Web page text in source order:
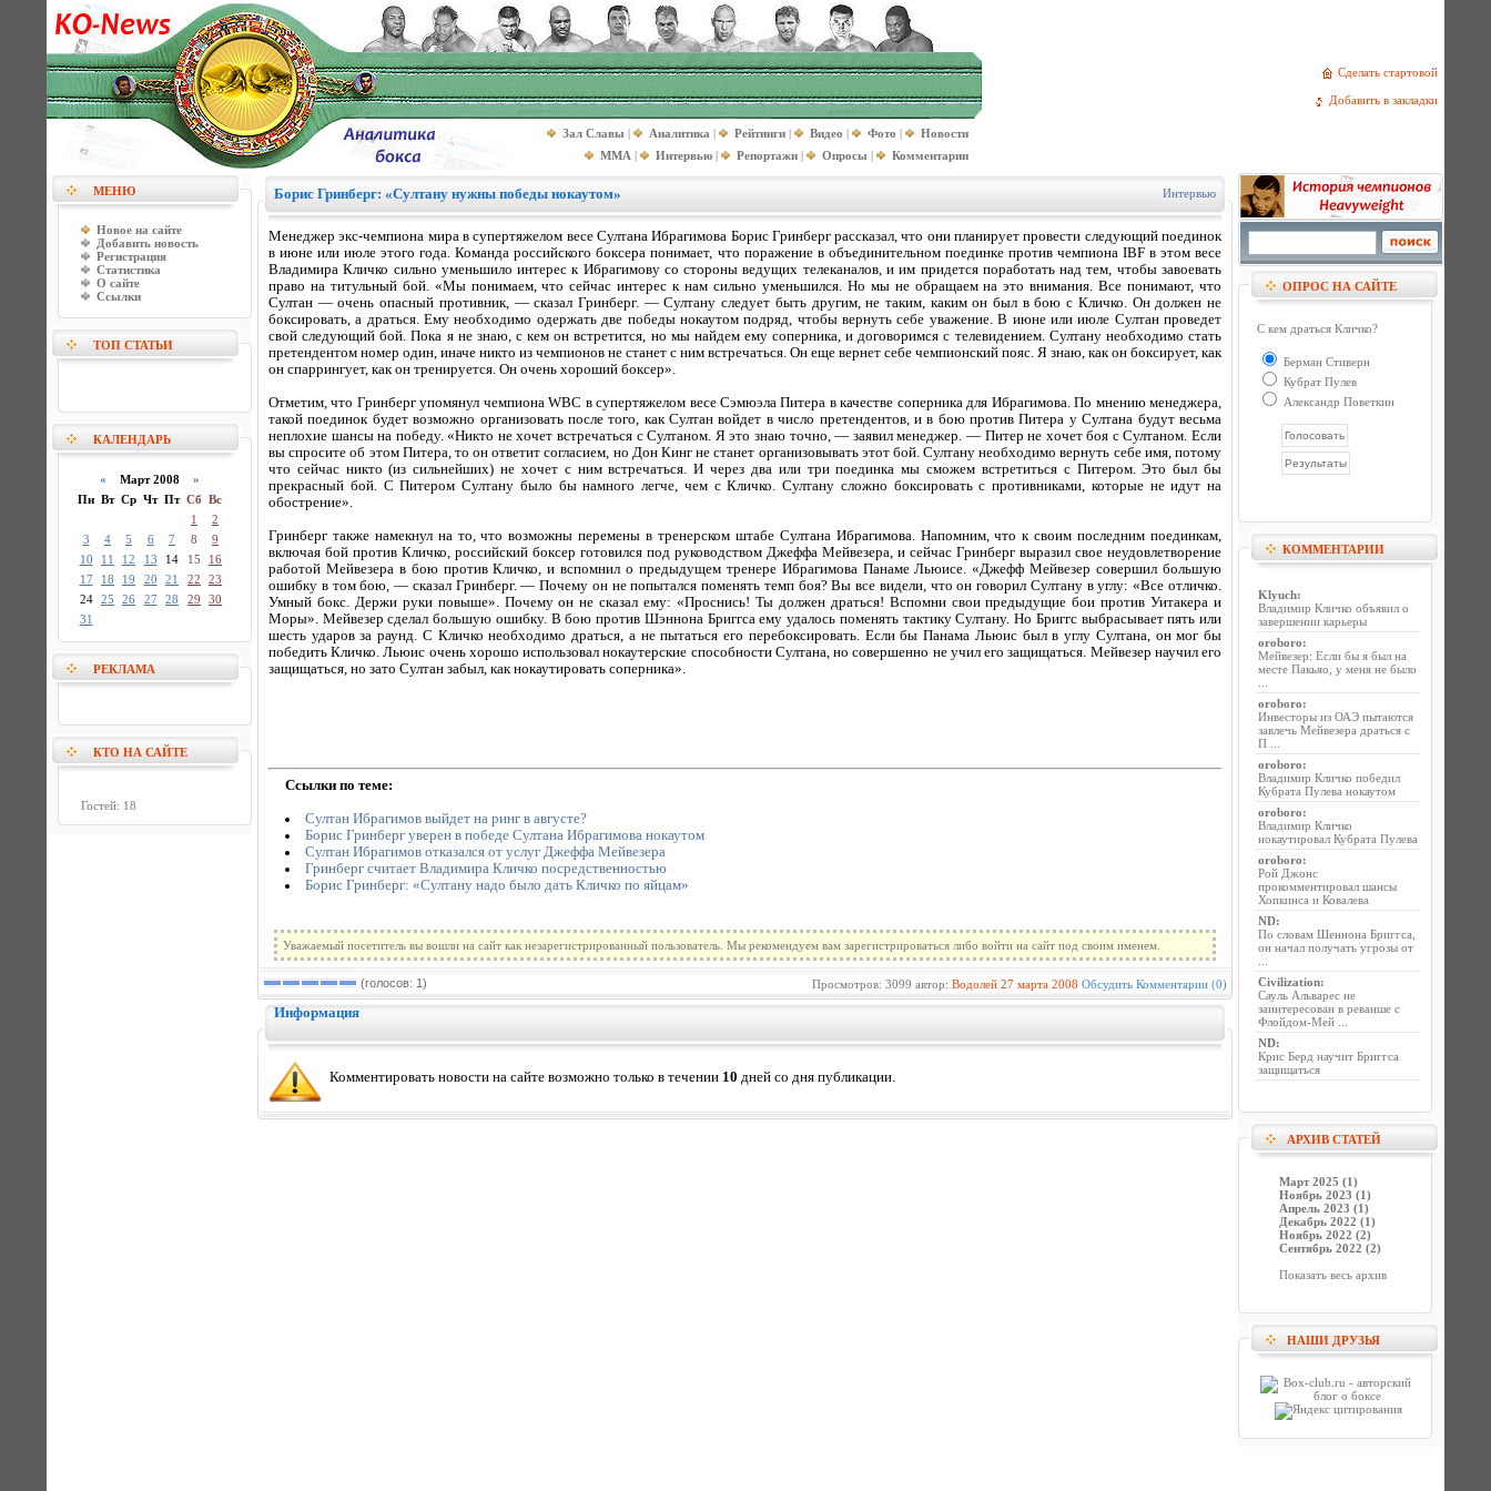
Сделать стартовой
Добавить в закладки
Зал Славы | Аналитика | Рейтинги | Видео | Фото |
Новости
MMA | Интервью | Репортажи | Опросы | Комментарии
МЕНЮ
Новое на сайте
Добавить новость
Регистрация
Статистика
О сайте
Ссылки
ТОП СТАТЬИ
КАЛЕНДАРЬ
« Март 2008 »
Пн Вт Ср Чт Пт Сб Вс
1
2
3
4 5 6 7 8
9
10
11 12 13 14 15
16
17
18 19 20 21 22
23
24
25 26 27 28 29
30
31
РЕКЛАМА
КТО НА САЙТЕ
Гостей: 18
Борис Гринберг: «Султану нужны победы нокаутом» Интервью
Менеджер экс-чемпиона мира в супертяжелом весе Султана Ибрагимова Борис Гринберг рассказал, что они планирует провести следующий поединок
в июне или июле этого года. Команда российского боксера понимает, что поражение в объединительном поединке против чемпиона IBF в этом весе
Владимира Кличко сильно уменьшило интерес к Ибрагимову со стороны ведущих телеканалов, и им придется поработать над тем, чтобы завоевать
право на титульный бой. «Мы понимаем, что сейчас интерес к нам сильно уменьшился. Но мы не обращаем на это внимания. Все понимают, что
Султан — очень опасный противник, — сказал Гринберг. — Султану следует быть другим, не таким, каким он был в бою с Кличко. Он должен не
боксировать, а драться. Ему необходимо одержать две победы нокаутом подряд, чтобы вернуть себе уважение. В июне или июле Султан проведет
свой следующий бой. Пока я не знаю, с кем он встретится, но мы найдем ему соперника, и договоримся с телевидением. Султану необходимо стать
претендентом номер один, иначе никто из чемпионов не станет с ним встречаться. Он еще вернет себе чемпионский пояс. Я знаю, как он боксирует, как
он спаррингует, как он тренируется. Он очень хороший боксер».
Отметим, что Гринберг упомянул чемпиона WBC в супертяжелом весе Сэмюэла Питера в качестве соперника для Ибрагимова. По мнению менеджера,
такой поединок будет возможно организовать после того, как Султан войдет в число претендентов, и в бою против Питера у Султана будут весьма
неплохие шансы на победу. «Никто не хочет встречаться с Султаном. Я это знаю точно, — заявил менеджер. — Питер не хочет боя с Султаном. Если
вы спросите об этом Питера, то он ответит согласием, но Дон Кинг не станет организовывать этот бой. Султану необходимо вернуть себе имя, потому
что сейчас никто (из сильнейших) не хочет с ним встречаться. И через два или три поединка мы сможем встретиться с Питером. Это был бы
прекрасный бой. С Питером Султану было бы намного легче, чем с Кличко. Султану сложно боксировать с противниками, которые не идут на
обострение».
Гринберг также намекнул на то, что возможны перемены в тренерском штабе Султана Ибрагимова. Напомним, что к своим последним поединкам,
включая бой против Кличко, российский боксер готовился под руководством Джеффа Мейвезера, и сейчас Гринберг выразил свое неудовлетворение
работой Мейвезера в бою против Кличко, и вспомнил о предыдущем тренере Ибрагимова Панаме Льюисе. «Джефф Мейвезер совершил большую
ошибку в том бою, — сказал Гринберг. — Почему он не попытался поменять темп боя? Вы все видели, что он говорил Султану в углу: «Все отличко.
Умный бокс. Держи руки повыше». Почему он не сказал ему: «Проснись! Ты должен драться! Вспомни свои предыдущие бои против Уитакера и
Моры». Мейвезер сделал большую ошибку. В бою против Шэннона Бриггса ему удалось поменять тактику Султану. Но Бриггс выбрасывает пять или
шесть ударов за раунд. С Кличко необходимо драться, а не пытаться его перебоксировать. Если бы Панама Льюис был в углу Султана, он мог бы
победить Кличко. Льюис очень хорошо использовал нокаутерские способности Султана, но совершенно не учил его защищаться. Мейвезер научил его
защищаться, но зато Султан забыл, как нокаутировать соперника».
Ссылки по теме:
Султан Ибрагимов выйдет на ринг в августе?
Борис Гринберг уверен в победе Султана Ибрагимова нокаутом
Султан Ибрагимов отказался от услуг Джеффа Мейвезера
Гринберг считает Владимира Кличко посредственностью
Борис Гринберг: «Султану надо было дать Кличко по яйцам»
Уважаемый посетитель вы вошли на сайт как незарегистрированный пользователь. Мы рекомендуем вам зарегистрироваться либо войти на сайт под своим именем.
(голосов: 1) Просмотров: 3099 автор: Водолей 27 марта 2008 Обсудить Комментарии (0)
Информация
Комментировать новости на сайте возможно только в течении 10 дней со дня публикации.
ОПРОС НА САЙТЕ
С кем драться Кличко?
Берман Стиверн
Кубрат Пулев
Александр Поветкин
КОММЕНТАРИИ
Klyuch:
Владимир Кличко объявил о
завершении карьеры
oroboro:
Мейвезер: Если бы я был на
месте Пакьяо, у меня не было
oroboro:
Инвесторы из ОАЭ пытаются
завлечь Мейвезера драться с
П ...
oroboro:
Владимир Кличко победил
Кубрата Пулева нокаутом
oroboro:
Владимир Кличко
нокаутировал Кубрата Пулева
oroboro:
Рой Джонс
прокомментировал шансы
Хопкинса и Ковалева
ND:
По словам Шеннона Бриггса,
он начал получать угрозы от
Civilization:
Сауль Альварес не
заинтересован в реванше с
Флойдом-Мей ...
ND:
Крис Берд научит Бриггса
защищаться
АРХИВ СТАТЕЙ
Март 2025 (1)
Ноябрь 2023 (1)
Апрель 2023 (1)
Декабрь 2022 (1)
Ноябрь 2022 (2)
Сентябрь 2022 (2)
Показать весь архив
НАШИ ДРУЗЬЯ